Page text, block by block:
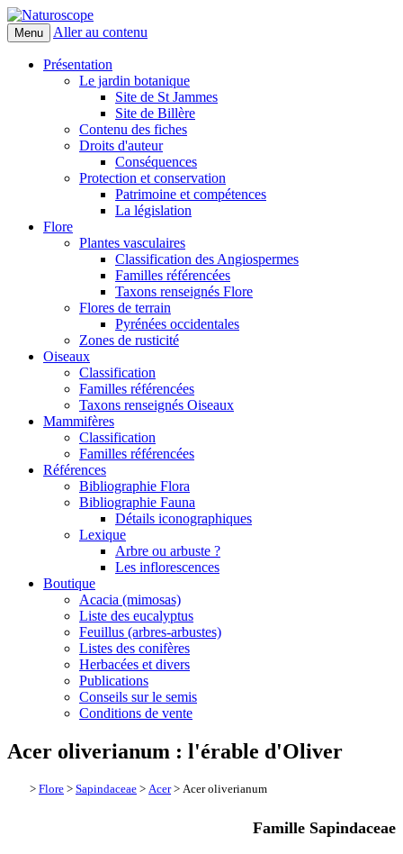
Naturoscope
Menu Aller au contenu
Présentation
Le jardin botanique
Site de St Jammes
Site de Billère
Contenu des fiches
Droits d'auteur
Conséquences
Protection et conservation
Patrimoine et compétences
La législation
Flore
Plantes vasculaires
Classification des Angiospermes
Familles référencées
Taxons renseignés Flore
Flores de terrain
Pyrénées occidentales
Zones de rusticité
Oiseaux
Classification
Familles référencées
Taxons renseignés Oiseaux
Mammifères
Classification
Familles référencées
Références
Bibliographie Flora
Bibliographie Fauna
Détails iconographiques
Lexique
Arbre ou arbuste ?
Les inflorescences
Boutique
Acacia (mimosas)
Liste des eucalyptus
Feuillus (arbres-arbustes)
Listes des conifères
Herbacées et divers
Publications
Conseils sur le semis
Conditions de vente
Acer oliverianum : l'érable d'Oliver
> Flore > Sapindaceae > Acer> Acer oliverianum
Famille Sapindaceae